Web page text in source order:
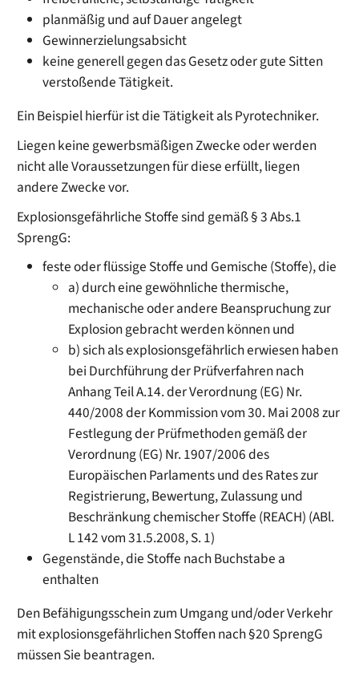
planmäßig und auf Dauer angelegt
Gewinnerzielungsabsicht
keine generell gegen das Gesetz oder gute Sitten
verstoßende Tätigkeit.
Ein Beispiel hierfür ist die Tätigkeit als Pyrotechniker.
Liegen keine gewerbsmäßigen Zwecke oder werden
nicht alle Voraussetzungen für diese erfüllt, liegen
andere Zwecke vor.
Explosionsgefährliche Stoffe sind gemäß § 3 Abs.1
SprengG:
feste oder flüssige Stoffe und Gemische (Stoffe), die
a) durch eine gewöhnliche thermische,
mechanische oder andere Beanspruchung zur
Explosion gebracht werden können und
b) sich als explosionsgefährlich erwiesen haben
bei Durchführung der Prüfverfahren nach
Anhang Teil A.14. der Verordnung (EG) Nr.
440/2008 der Kommission vom 30. Mai 2008 zur
Festlegung der Prüfmethoden gemäß der
Verordnung (EG) Nr. 1907/2006 des
Europäischen Parlaments und des Rates zur
Registrierung, Bewertung, Zulassung und
Beschränkung chemischer Stoffe (REACH) (ABl.
L 142 vom 31.5.2008, S. 1)
Gegenstände, die Stoffe nach Buchstabe a
enthalten
Den Befähigungsschein zum Umgang und/oder Verkehr
mit explosionsgefährlichen Stoffen nach §20 SprengG
müssen Sie beantragen.